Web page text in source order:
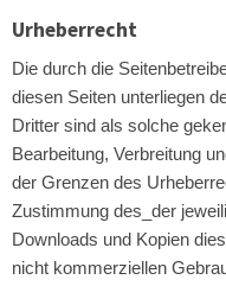
Urheberrecht
Die durch die
diesen Seiten unterliegen
Dritter sind als solche
Bearbeitung, Verbreitung
der Grenzen des
Zustimmung des_der
Downloads und Kopien
nicht kommerziellen